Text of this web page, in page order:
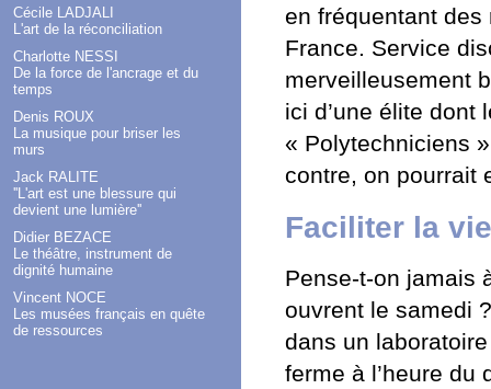
Cécile LADJALI
L'art de la réconciliation
Charlotte NESSI
De la force de l'ancrage et du
temps
Denis ROUX
La musique pour briser les
murs
Jack RALITE
''L'art est une blessure qui
devient une lumière''
Didier BEZACE
Le théâtre, instrument de
dignité humaine
Vincent NOCE
Les musées français en quête
de ressources
en fréquentant
France. Service
merveilleusement
ici d’une élite dont
« Polytechniciens
contre, on pourrait
Faciliter la
Pense-t-on jamais
ouvrent le samedi
dans un
ferme à l’heure du